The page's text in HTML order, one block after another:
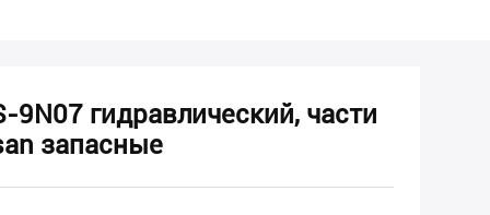
9N07 гидравлический, части
запасные